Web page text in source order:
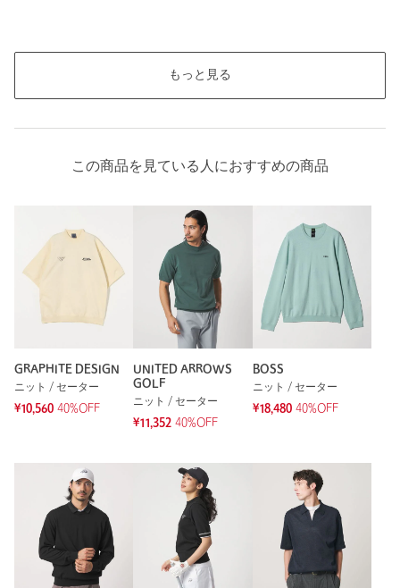
もっと見る
この商品を見ている人におすすめの商品
GRAPHITE DESIGN
ニット / セーター
¥10,560 40%OFF
UNITED ARROWS
GOLF
ニット / セーター
¥11,352 40%OFF
BOSS
ニット / セーター
¥18,480 40%OFF